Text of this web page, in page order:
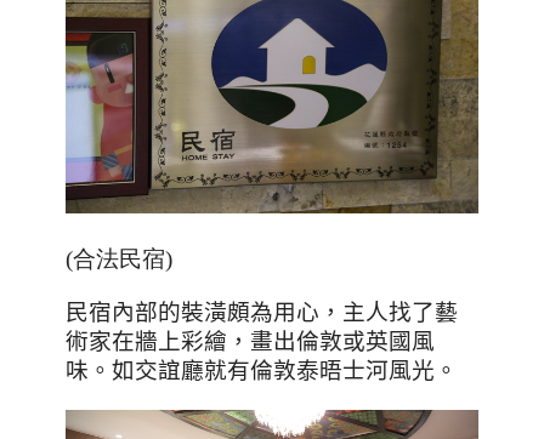
(合法民宿)
民宿內部的裝潢頗為用心，主人找了藝
術家在牆上彩繪，畫出倫敦或英國風
味。如交誼廳就有倫敦泰晤士河風光。